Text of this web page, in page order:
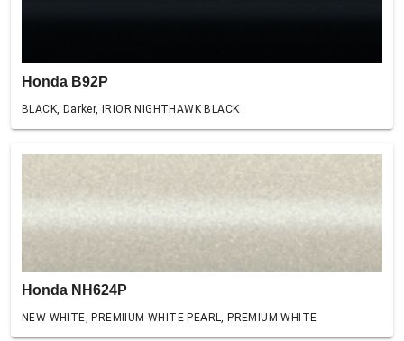
Honda B92P
BLACK, Darker, IRIOR NIGHTHAWK BLACK
Honda NH624P
NEW WHITE, PREMIIUM WHITE PEARL, PREMIUM WHITE